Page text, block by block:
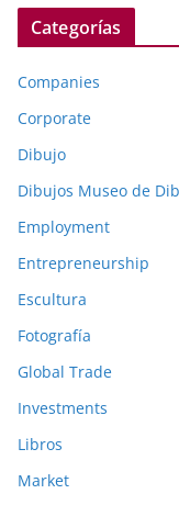
Categorías
Companies
Corporate
Dibujo
Dibujos Museo de
Employment
Entrepreneurship
Escultura
Fotografía
Global Trade
Investments
Libros
Market